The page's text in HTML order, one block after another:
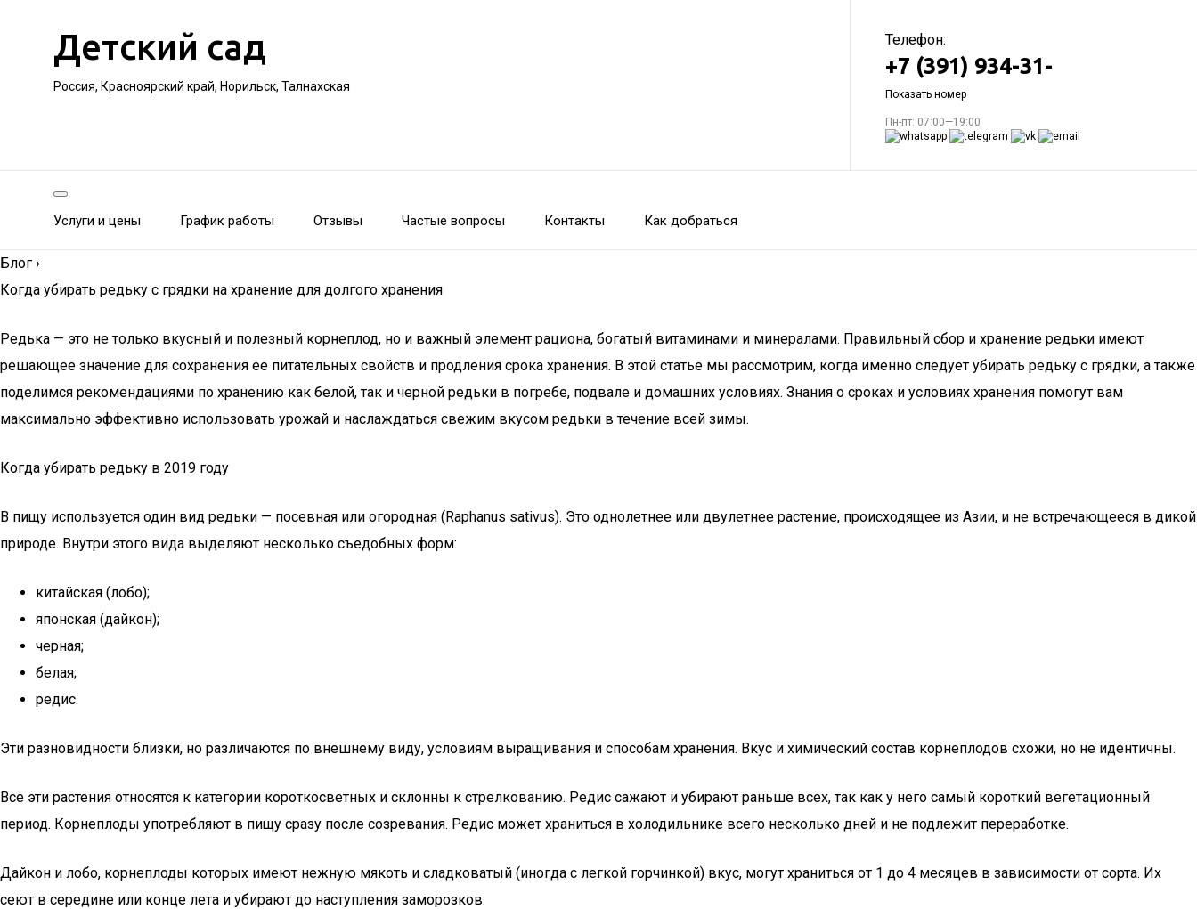
Детский сад
Россия, Красноярский край, Норильск, Талнахская
Телефон:
+7 (391) 934-31-
Показать номер
Пн-пт: 07:00—19:00
Услуги и цены График работы Отзывы Частые вопросы Контакты Как добраться
Блог ›
Когда убирать редьку с грядки на хранение для долгого хранения
Редька — это не только вкусный и полезный корнеплод, но и важный элемент рациона, богатый витаминами и минералами. Правильный сбор и хранение редьки имеют
решающее значение для сохранения ее питательных свойств и продления срока хранения. В этой статье мы рассмотрим, когда именно следует убирать редьку с грядки, а также
поделимся рекомендациями по хранению как белой, так и черной редьки в погребе, подвале и домашних условиях. Знания о сроках и условиях хранения помогут вам
максимально эффективно использовать урожай и наслаждаться свежим вкусом редьки в течение всей зимы.
Когда убирать редьку в 2019 году
В пищу используется один вид редьки — посевная или огородная (Raphanus sativus). Это однолетнее или двулетнее растение, происходящее из Азии, и не встречающееся в дикой
природе. Внутри этого вида выделяют несколько съедобных форм:
китайская (лобо);
японская (дайкон);
черная;
белая;
редис.
Эти разновидности близки, но различаются по внешнему виду, условиям выращивания и способам хранения. Вкус и химический состав корнеплодов схожи, но не идентичны.
Все эти растения относятся к категории короткосветных и склонны к стрелкованию. Редис сажают и убирают раньше всех, так как у него самый короткий вегетационный
период. Корнеплоды употребляют в пищу сразу после созревания. Редис может храниться в холодильнике всего несколько дней и не подлежит переработке.
Дайкон и лобо, корнеплоды которых имеют нежную мякоть и сладковатый (иногда с легкой горчинкой) вкус, могут храниться от 1 до 4 месяцев в зависимости от сорта. Их
сеют в середине или конце лета и убирают до наступления заморозков.